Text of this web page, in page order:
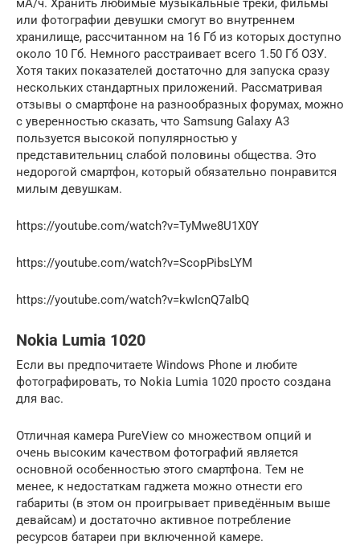
или фотографии девушки смогут во внутреннем
хранилище, рассчитанном на 16 Гб из которых доступно
около 10 Гб. Немного расстраивает всего 1.50 Гб ОЗУ.
Хотя таких показателей достаточно для запуска сразу
нескольких стандартных приложений. Рассматривая
отзывы о смартфоне на разнообразных форумах, можно
с уверенностью сказать, что Samsung Galaxy A3
пользуется высокой популярностью у
представительниц слабой половины общества. Это
недорогой смартфон, который обязательно понравится
милым девушкам.
https://youtube.com/watch?v=TyMwe8U1X0Y
https://youtube.com/watch?v=ScopPibsLYM
https://youtube.com/watch?v=kwIcnQ7aIbQ
Nokia Lumia 1020
Если вы предпочитаете Windows Phone и любите
фотографировать, то Nokia Lumia 1020 просто создана
для вас.
Отличная камера PureView со множеством опций и
очень высоким качеством фотографий является
основной особенностью этого смартфона. Тем не
менее, к недостаткам гаджета можно отнести его
габариты (в этом он проигрывает приведённым выше
девайсам) и достаточно активное потребление
ресурсов батареи при включенной камере.